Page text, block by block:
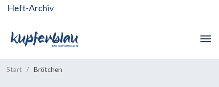
Heft-Archiv
Start / Brötchen